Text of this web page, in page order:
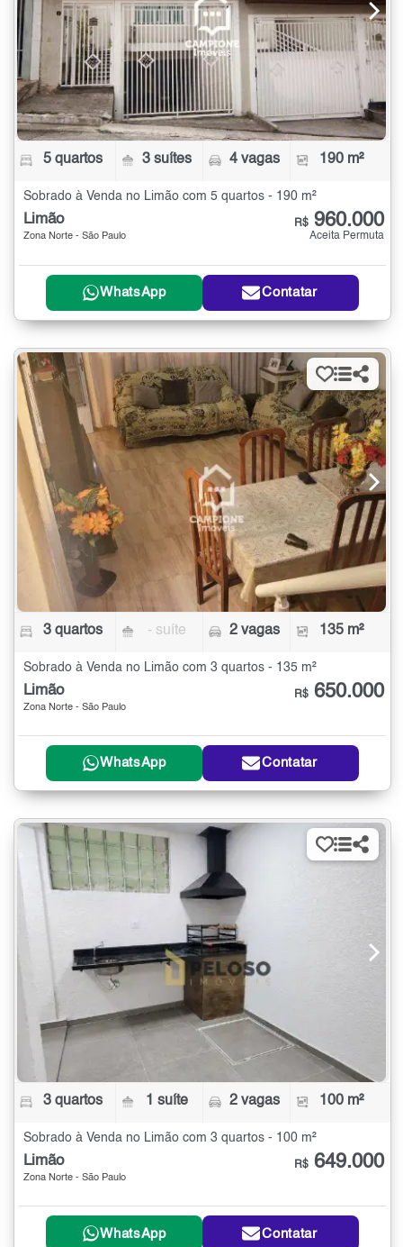
5 quartos 3 suítes 4 vagas 190 m²
Sobrado à Venda no Limão com 5 quartos - 190 m²
Limão
Zona Norte - São Paulo
R$ 960.000
Aceita Permuta
WhatsApp Contatar
3 quartos - suíte 2 vagas 135 m²
Sobrado à Venda no Limão com 3 quartos - 135 m²
Limão
Zona Norte - São Paulo
R$ 650.000
WhatsApp Contatar
3 quartos 1 suíte 2 vagas 100 m²
Sobrado à Venda no Limão com 3 quartos - 100 m²
Limão
Zona Norte - São Paulo
R$ 649.000
WhatsApp Contatar